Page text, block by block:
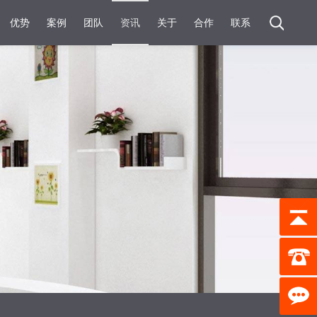
优势 案例 团队 资讯 关于 合作 联系